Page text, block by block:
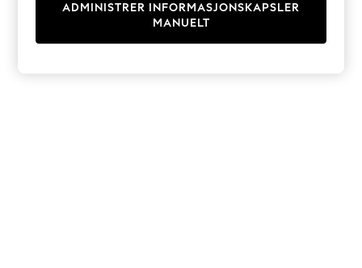
T-Shirts
ADMINISTRER INFORMASJONSKAPSLER
MANUELT